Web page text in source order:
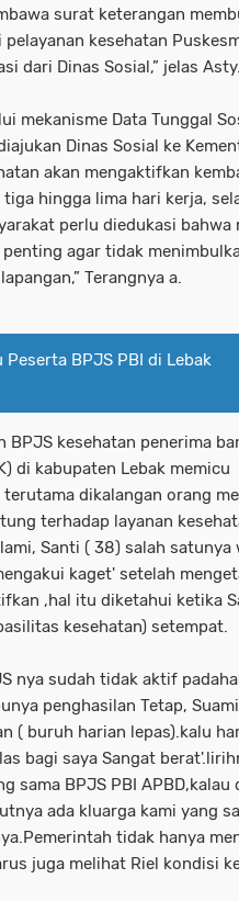
surat keterangan
kesehatan
dari Dinas Sosial,” jelas Asty.
mekanisme Data Tunggal
Dinas Sosial ke
akan mengaktifkan
hingga lima hari kerja,
perlu diedukasi bahwa
agar tidak
Terangnya a.
Peserta BPJS PBI di Lebak
BPJS kesehatan penerima
di kabupaten Lebak memicu
dikalangan orang
terhadap layanan
Santi ( 38) salah satunya
kaget' setelah
,hal itu diketahui ketika
kesehatan) setempat.
nya sudah tidak aktif
penghasilan Tetap,
( buruh harian lepas).kalu
bagi saya Sangat
sama BPJS PBI APBD,kalau
ada kluarga kami yang
tidak hanya
juga melihat Riel kondisi